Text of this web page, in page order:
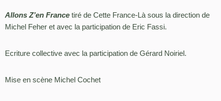
Allons Z’en France tiré de Cette France-Là sous la direction de
Michel Feher et avec la participation de Eric Fassi.
Ecriture collective avec la participation de Gérard Noiriel.
Mise en scène Michel Cochet